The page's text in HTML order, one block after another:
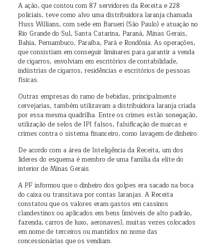
A ação, que contou com 87 servidores da Receita e 228
policiais, teve como alvo uma distribuidora laranja chamada
Huss Willians, com sede em Barueri (São Paulo) e atuação no
Rio Grande do Sul, Santa Catarina, Paraná, Minas Gerais,
Bahia, Pernambuco, Paraíba, Pará e Rondônia. As operações,
que consistiam em conseguir liminares para garantir a venda
de cigarros, envolviam em escritórios de contabilidade,
indústrias de cigarros, residências e escritórios de pessoas
físicas.
Outras empresas do ramo de bebidas, principalmente
cervejarias, também utilizavam a distribuidora laranja criada
por essa mesma quadrilha. Entre os crimes estão sonegação,
utilização de selos de IPI falsos, falsificação de marcas e
crimes contra o sistema financeiro, como lavagem de dinheiro.
De acordo com a área de Inteligência da Receita, um dos
líderes do esquema é membro de uma família da elite do
interior de Minas Gerais.
A PF informou que o dinheiro dos golpes era sacado na boca
do caixa ou transitava por contas laranjas. A Receita
constatou que os valores eram gastos em cassinos
clandestinos ou aplicados em bens (imóveis de alto padrão,
fazenda, carros de luxo, aeronaves), muitas vezes colocados
em nome de terceiros ou mantidos no nome das
concessionárias que os vendiam.